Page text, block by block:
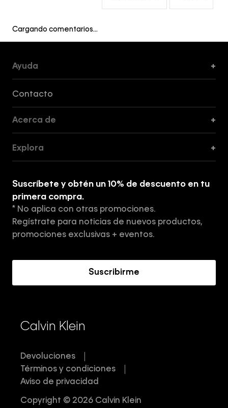
Cargando comentarios…
Ayuda +
Contacto
Acerca de +
Tiendas
Aviso de privacidad
Términos y Condiciones
Explora +
Suscríbete y obtén un 10% de descuento en tu
primera compra.
* No aplica con otras promociones.
Regístrate para noticias de nuevos productos,
promociones exclusivas + eventos.
Suscribirme
Calvin Klein
Devoluciones
Términos y condiciones
Aviso de privacidad
Copyright © 2026 Calvin Klein